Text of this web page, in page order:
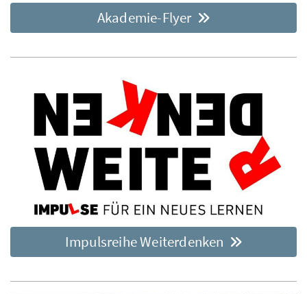
Akademie-Flyer
Impulsreihe Weiterdenken